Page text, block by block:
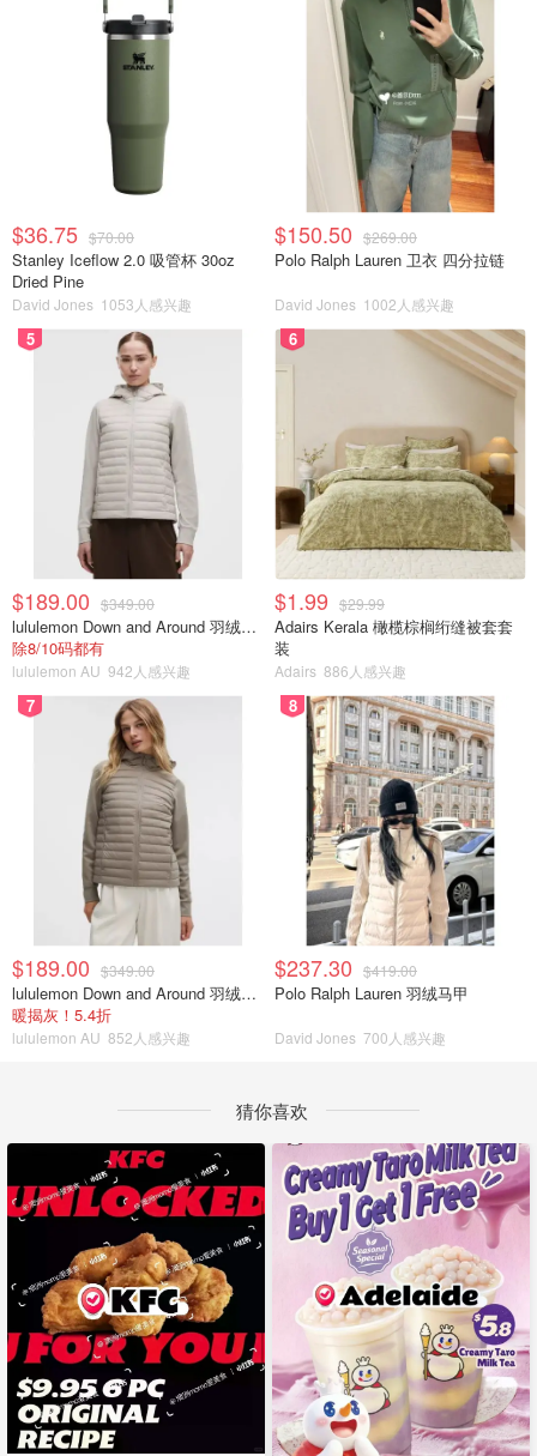
$36.75 $70.00
Stanley Iceflow 2.0 吸管杯 30oz
Dried Pine
David Jones 1053人感兴趣
$150.50 $269.00
Polo Ralph Lauren 卫衣 四分拉链
David Jones 1002人感兴趣
5
$189.00 $349.00
lululemon Down and Around 羽绒夹克
除8/10码都有
lululemon AU 942人感兴趣
6
$1.99 $29.99
Adairs Kerala 橄榄棕榈绗缝被套套
装
Adairs 886人感兴趣
7
$189.00 $349.00
lululemon Down and Around 羽绒夹克
暖揭灰！5.4折
lululemon AU 852人感兴趣
8
$237.30 $419.00
Polo Ralph Lauren 羽绒马甲
David Jones 700人感兴趣
猜你喜欢